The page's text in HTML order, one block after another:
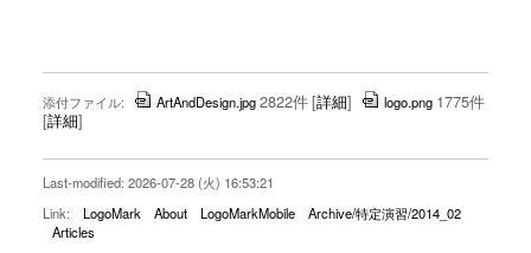
添付ファイル: ArtAndDesign.jpg2822件[詳細] logo.png 1775件
[詳細]
Last-modified: 2026-07-28 (火) 16:53:21
Link:
LogoMark About LogoMarkMobile
Archive/特定演習/2014_02
Articles